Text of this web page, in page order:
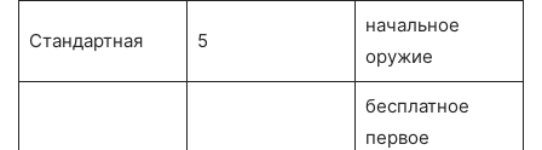
Стандартная 5
начальное
оружие
бесплатное
первое